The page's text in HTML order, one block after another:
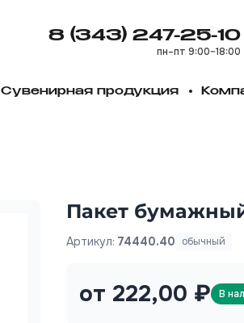
8 (343) 247-25-10
пн–пт 9:00–18:00
Сувенирная продукция
Пакет
Артикул: 74440.40 обычный
от 222,00 ₽ В